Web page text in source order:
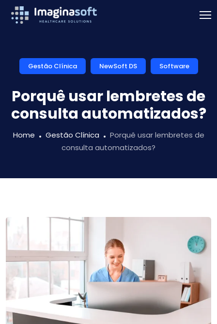
Gestão Clínica NewSoft DS Software
Porquê usar lembretes de
consulta automatizados?
Home Gestão Clínica
Porquê usar lembretes de
consulta automatizados?